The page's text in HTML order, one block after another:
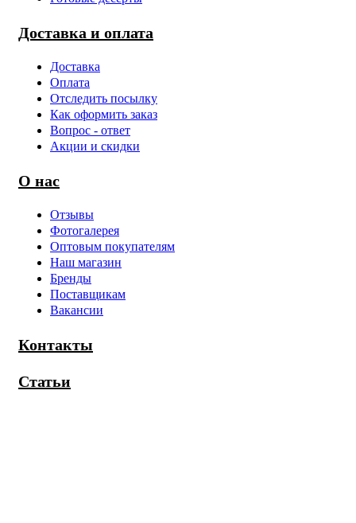
Доставка и оплата
Доставка
Оплата
Отследить посылку
Как оформить заказ
Вопрос - ответ
Акции и скидки
О нас
Отзывы
Фотогалерея
Оптовым покупателям
Наш магазин
Бренды
Поставщикам
Вакансии
Контакты
Статьи